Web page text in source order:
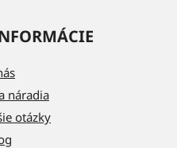
náradia
otázky